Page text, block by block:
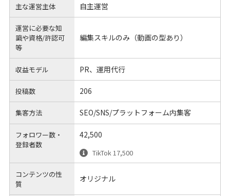
主な運営主体 自主運営
運営に必要な知
識や資格/許認可
等
編集スキルのみ（動画の型あり）
収益モデル PR、運用代行
投稿数 206
集客方法 SEO/SNS/プラットフォーム内集客
フォロワー数・
登録者数
42,500
TikTok 17,500
コンテンツの性
質
オリジナル